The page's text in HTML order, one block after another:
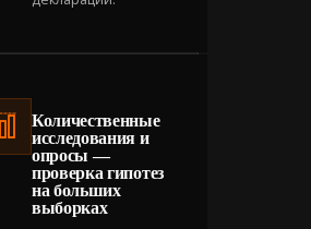
Количественные
исследования и
опросы —
проверка гипотез
на больших
выборках